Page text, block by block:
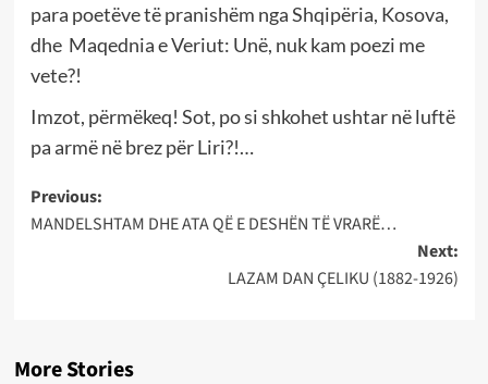
para poetëve të pranishëm nga Shqipëria, Kosova,
dhe Maqednia e Veriut: Unë, nuk kam poezi me
vete?!
Imzot, përmëkeq! Sot, po si shkohet ushtar në luftë
pa armë në brez për Liri?!…
Post
navigation
Previous:
MANDELSHTAM DHE ATA QË E DESHËN TË VRARË…
Next:
LAZAM DAN ÇELIKU (1882-1926)
More Stories